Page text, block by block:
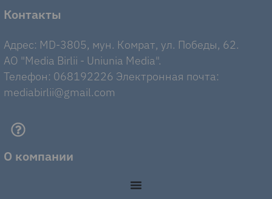
Контакты
Адрес: MD-3805, мун. Комрат, ул. Победы, 62.
AO "Media Birlii - Uniunia Media".
Телефон: 068192226 Электронная почта:
mediabirlii@gmail.com
О компании